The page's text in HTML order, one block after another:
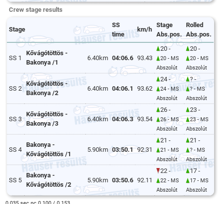
Crew stage results
Stage
SS
time
km/h
Stage
Abs.pos.
Rolled
Abs.pos.
SS 1
Kővágótöttös -
Bakonya /1
6.40km 04:06.6 93.43
20 -
20 - MS
Abszolút
20 -
20 - MS
Abszolút
SS 2
Kővágótöttös -
Bakonya /2
6.40km 04:06.1 93.62
24 -
24 - MS
Abszolút
? -
? - MS
Abszolút
SS 3
Kővágótöttös -
Bakonya /3
6.40km 04:06.3 93.54
26 -
26 - MS
Abszolút
23 -
23 - MS
Abszolút
SS 4
Bakonya -
Kővágótöttös /1
5.90km 03:50.1 92.31
21 -
21 - MS
Abszolút
21 -
? - MS
Abszolút
SS 5
Bakonya -
Kővágótöttös /2
5.90km 03:50.6 92.11
22 -
22 - MS
Abszolút
17 -
17 - MS
Abszolút